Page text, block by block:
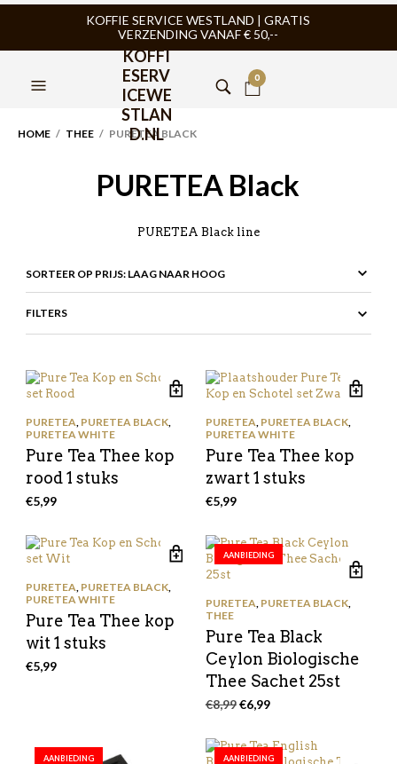
KOFFIE SERVICE WESTLAND | GRATIS
VERZENDING VANAF € 50,--
KOFFI
ESERV
ICEWE
STLAN
D.NL
0
HOME / THEE / PURETEA BLACK
PURETEA Black
PURETEA Black line
FILTERS
PURETEA, PURETEA BLACK,
PURETEA WHITE
Pure Tea Thee kop
rood 1 stuks
€5,99
PURETEA, PURETEA BLACK,
PURETEA WHITE
Pure Tea Thee kop
zwart 1 stuks
€5,99
PURETEA, PURETEA BLACK,
PURETEA WHITE
Pure Tea Thee kop
wit 1 stuks
€5,99
AANBIEDING
PURETEA, PURETEA BLACK,
THEE
Pure Tea Black
Ceylon Biologische
Thee Sachet 25st
€8,99Oorspronkelijke
€8,99.
€6,99Huidige
€6,99.
AANBIEDING AANBIEDING